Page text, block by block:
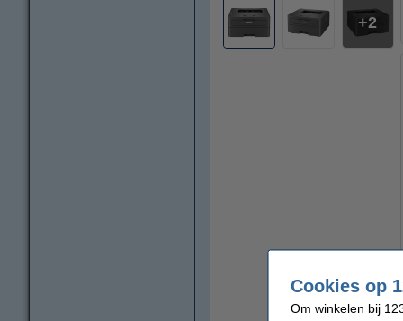
2
Cookies op
Om winkelen bij